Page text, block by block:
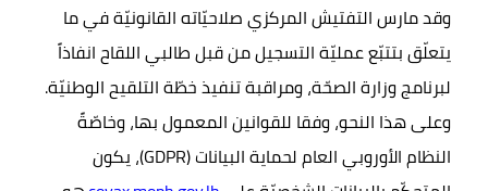
وقد مارس التفتيش المركزي صلاحيّاته القانونيّة في ما
يتعلّق بتتبّع عمليّةالتسجيلمن قبل طالبي اللقاح انفاذاً
لبرنامج وزارة الصحّة، ومراقبة تنفيذ خطّة التلقيح الوطنيّة.
وعلى هذا النحو، وفقا للقوانين المعمول بها، وخاصّةً
النظام الأوروبي العام لحماية البيانات(GDPR)، يكون